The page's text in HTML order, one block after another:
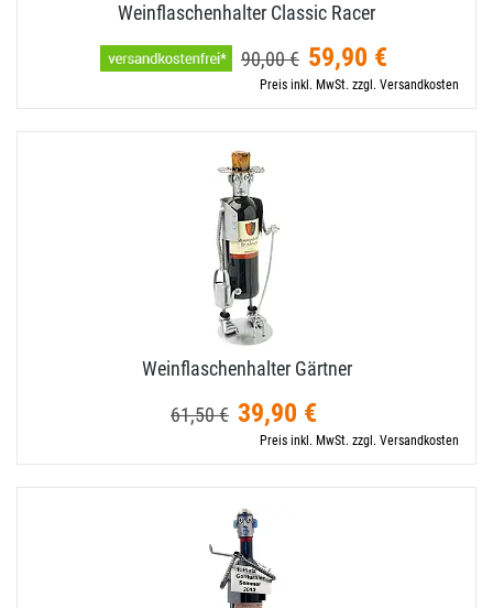
Weinflaschenhalter Classic Racer
90,00 € 59,90 €
Preis inkl. MwSt. zzgl. Versandkosten
Weinflaschenhalter Gärtner
61,50 € 39,90 €
Preis inkl. MwSt. zzgl. Versandkosten